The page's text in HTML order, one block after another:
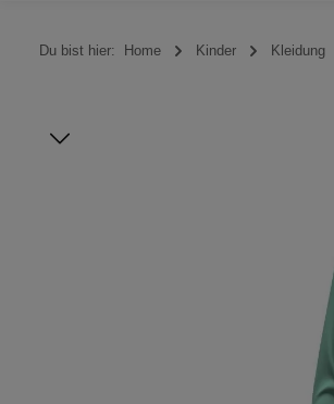
Du bist hier: Home Kinder Kleidung
Bildergalerie überspringen